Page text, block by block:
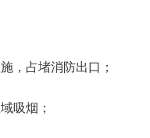
，占堵消防出口；
吸烟；